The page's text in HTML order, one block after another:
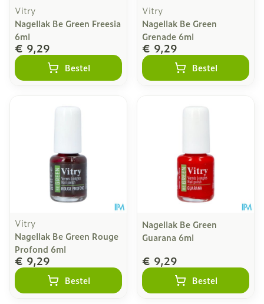
Vitry
Nagellak Be Green Freesia
6ml
€ 9,29
Bestel
Vitry
Nagellak Be Green
Grenade 6ml
€ 9,29
Bestel
Vitry
Nagellak Be Green Rouge
Profond 6ml
€ 9,29
Bestel
Nagellak Be Green
Guarana 6ml
€ 9,29
Bestel